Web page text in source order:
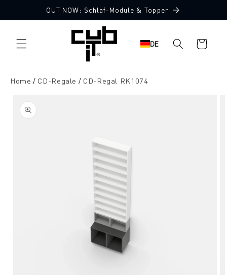
Inhalt
OUT NOW: Schlaf-Module & Topper
DE Warenkorb
Home CD-Regale CD-Regal RK1074